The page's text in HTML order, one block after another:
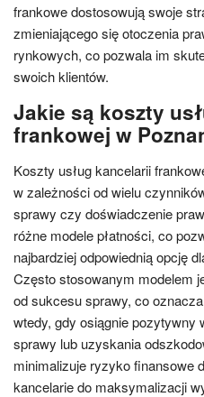
frankowe dostosowują swoje
zmieniającego się otoczenia
rynkowych, co pozwala im
swoich klientów.
Jakie są koszty
frankowej w
Koszty usług kancelarii
w zależności od wielu
sprawy czy doświadczenie
różne modele płatności, co
najbardziej odpowiednią opcję
Często stosowanym modelem
od sukcesu sprawy, co
wtedy, gdy osiągnie pozytywny
sprawy lub uzyskania
minimalizuje ryzyko finansowe
kancelarie do maksymalizacji